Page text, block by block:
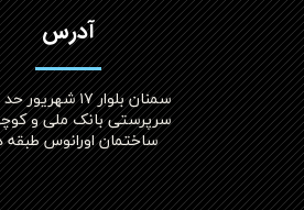
آدرس
سمنان بلوار ۱۷
سرپرستی بانک ملی و
ساختمان اورانوس طبقه